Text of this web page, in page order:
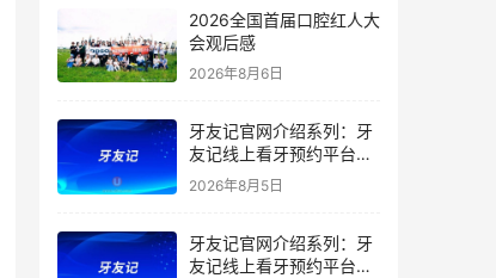
2026全国首届口腔红人大
会观后感
2026年8月6日
牙友记官网介绍系列：牙
友记线上看牙预约平台是
干什么的？靠谱吗？
2026年8月5日
牙友记官网介绍系列：牙
友记线上看牙预约平台让